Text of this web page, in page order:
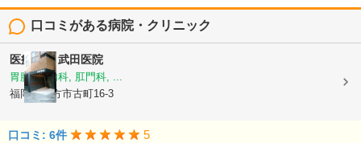
口コミがある病院・クリニック
医療法人武田医院
胃腸科, 内科, 肛門科, ...
福岡県直方市古町16-3
口コミ: 6件 5